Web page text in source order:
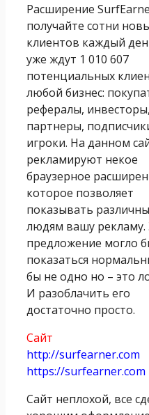
Расширение
получайте сотни
клиентов каждый
уже ждут 1 010 607
потенциальных
любой бизнес:
рефералы,
партнеры,
игроки. На данном
рекламируют некое
браузерное
которое позволяет
показывать
людям вашу рекламу.
предложение могло
показаться
бы не одно но – это
И разоблачить его
достаточно просто.
Сайт
http://surfearner.com
https://surfearner.com
Сайт неплохой, все